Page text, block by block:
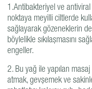
1.Antibakteriyel ve
noktaya meyilli ciltlerde
sağlayarak gözeneklerin
böylelikle sıkılaşmasını
engeller.
2. Bu yağ ile yapılan
atmak, gevşemek ve